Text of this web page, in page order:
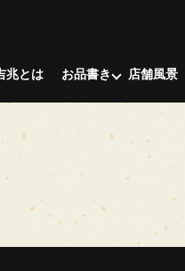
兆とは お品書き 店舗風景